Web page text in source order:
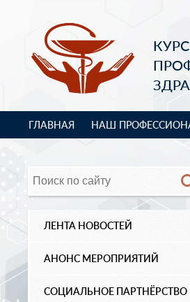
ГЛАВНАЯ НАШ
ЛЕНТА НОВОСТЕЙ
АНОНС МЕРОПРИЯТИЙ
СОЦИАЛЬНОЕ ПАРТНЁРСТВО